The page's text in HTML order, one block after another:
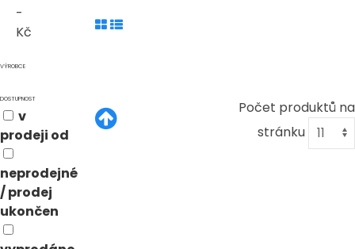
-
Kč
VÝROBCE
DOSTUPNOST
v
prodeji od
neprodejné
/ prodej
ukončen
Počet produktů na
stránku